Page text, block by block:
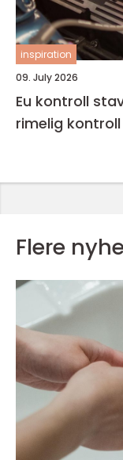
inspiration
09. July 2026
Eu kontroll stavanger slik får
rimelig kontroll
Flere